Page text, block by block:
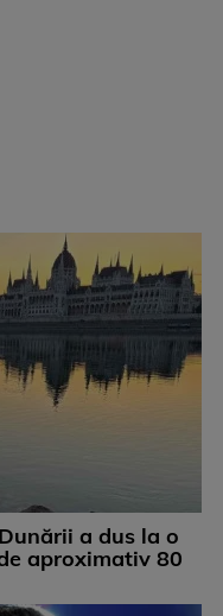
a dus la o
aproximativ 80